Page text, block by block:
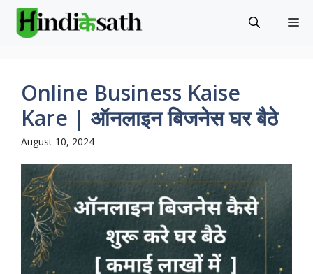
Skip
content
Online Business Kaise
Kare | ऑनलाइन बिजनेस घर बैठे
August 10, 2024